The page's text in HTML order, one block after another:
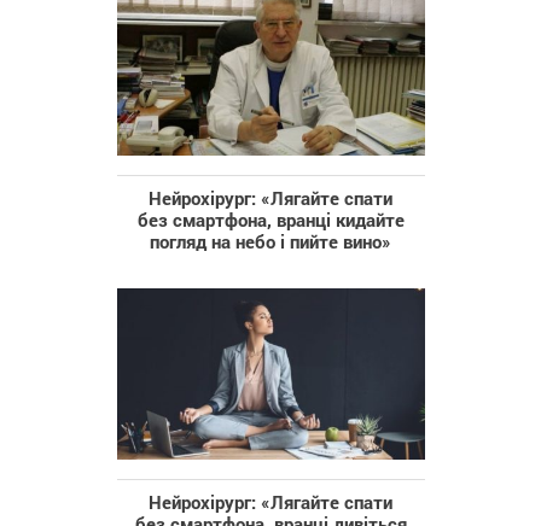
Нейрохірург: «Лягайте спати
без смартфона, вранці кидайте
погляд на небо і пийте вино»
Нейрохірург: «Лягайте спати